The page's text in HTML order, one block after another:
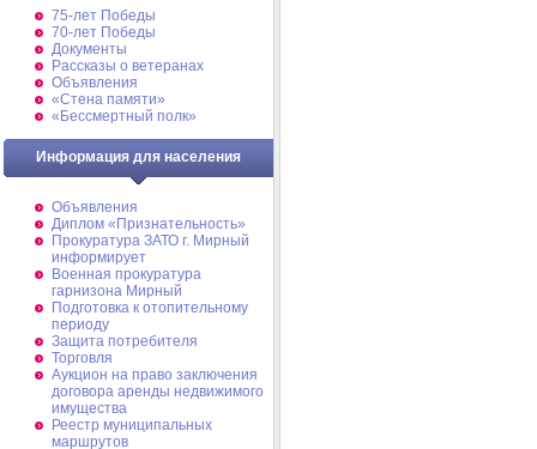
75-лет Победы
70-лет Победы
Документы
Рассказы о ветеранах
Объявления
«Стена памяти»
«Бессмертный полк»
Информация для населения
Объявления
Диплом «Признательность»
Прокуратура ЗАТО г. Мирный
информирует
Военная прокуратура
гарнизона Мирный
Подготовка к отопительному
периоду
Защита потребителя
Торговля
Аукцион на право заключения
договора аренды недвижимого
имущества
Реестр муниципальных
маршрутов